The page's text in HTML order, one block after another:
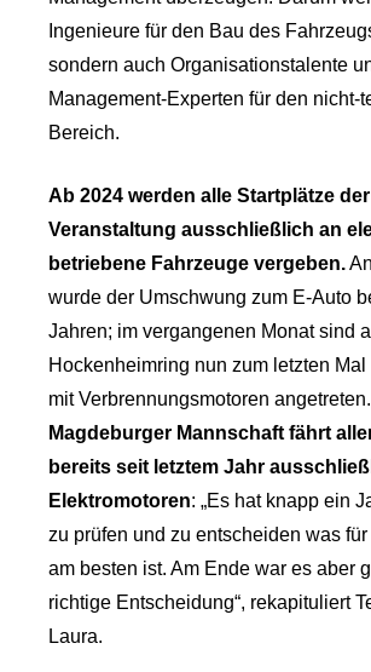
Ingenieure für den Bau des
sondern auch Organisationstalente
Management-Experten für den nicht-
Bereich.
Ab 2024 werden alle Startplätze der
Veranstaltung ausschließlich an
betriebene Fahrzeuge vergeben.
wurde der Umschwung zum E-Auto
Jahren; im vergangenen Monat sind
Hockenheimring nun zum letzten
mit Verbrennungsmotoren angetreten.
Magdeburger Mannschaft fährt
bereits seit letztem Jahr
Elektromotoren: „Es hat knapp ein
zu prüfen und zu entscheiden was
am besten ist. Am Ende war es aber
richtige Entscheidung“, rekapituliert
Laura.